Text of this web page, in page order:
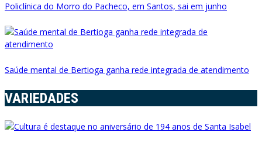
Policlínica do Morro do Pacheco, em Santos, sai em junho
Saúde mental de Bertioga ganha rede integrada de atendimento
VARIEDADES